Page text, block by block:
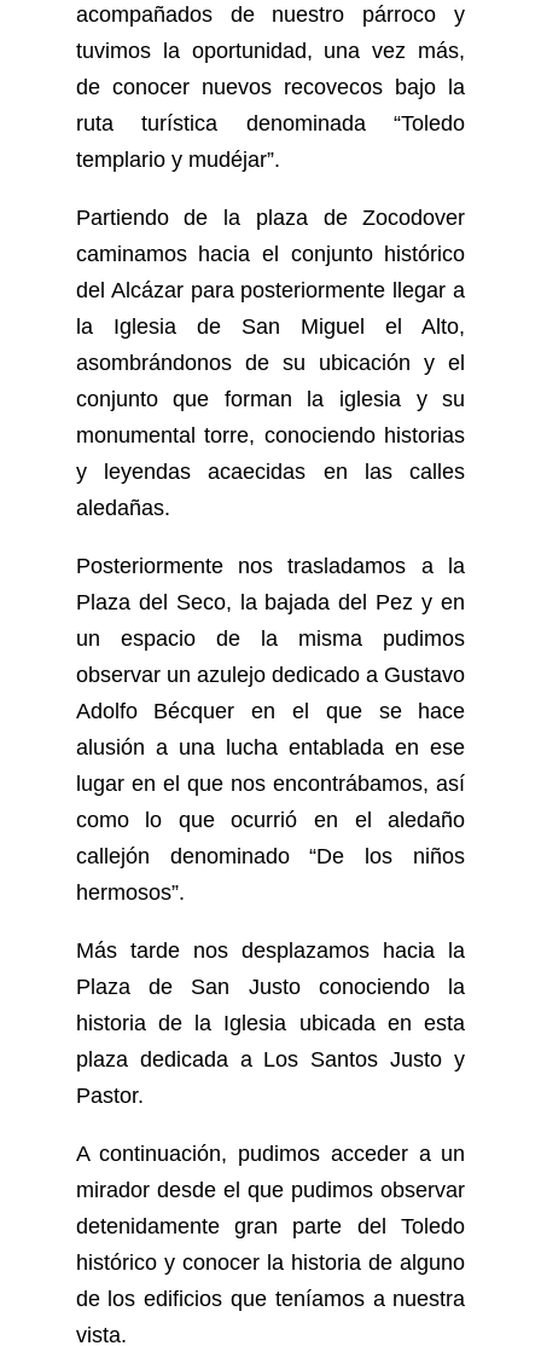
acompañados de nuestro párroco y
tuvimos la oportunidad, una vez más,
de conocer nuevos recovecos bajo la
ruta turística denominada “Toledo
templario y mudéjar”.
Partiendo de la plaza de Zocodover
caminamos hacia el conjunto histórico
del Alcázar para posteriormente llegar a
la Iglesia de San Miguel el Alto,
asombrándonos de su ubicación y el
conjunto que forman la iglesia y su
monumental torre, conociendo historias
y leyendas acaecidas en las calles
aledañas.
Posteriormente nos trasladamos a la
Plaza del Seco, la bajada del Pez y en
un espacio de la misma pudimos
observar un azulejo dedicado a Gustavo
Adolfo Bécquer en el que se hace
alusión a una lucha entablada en ese
lugar en el que nos encontrábamos, así
como lo que ocurrió en el aledaño
callejón denominado “De los niños
hermosos”.
Más tarde nos desplazamos hacia la
Plaza de San Justo conociendo la
historia de la Iglesia ubicada en esta
plaza dedicada a Los Santos Justo y
Pastor.
A continuación, pudimos acceder a un
mirador desde el que pudimos observar
detenidamente gran parte del Toledo
histórico y conocer la historia de alguno
de los edificios que teníamos a nuestra
vista.